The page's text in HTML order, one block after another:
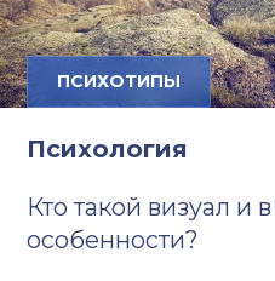
ПСИХОТИПЫ
Психология
Кто такой визуал и
особенности?